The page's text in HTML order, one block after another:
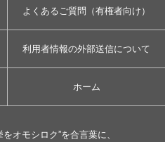
よくあるご質問（有権者向け）
利用者情報の外部送信について
ホーム
オモシロク”を合言葉に、